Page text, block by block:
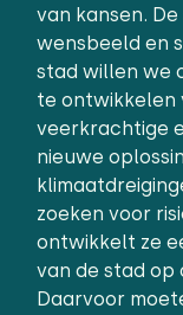
van kansen.
wensbeeld en
stad willen we
te ontwikkelen
veerkrachtige
nieuwe
zoeken voor
ontwikkelt ze
van de stad
Daarvoor